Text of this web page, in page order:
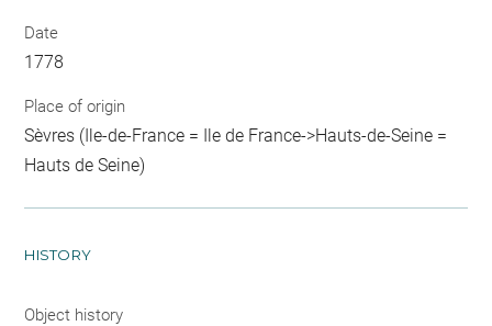
Date
1778
Place of origin
Sèvres (Ile-de-France = Ile de France->Hauts-de-Seine =
Hauts de Seine)
HISTORY
Object history